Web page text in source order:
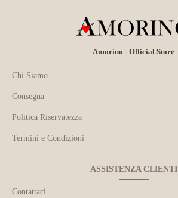
Amorino - Official Store
Chi Siamo
Consegna
Politica Riservatezza
Termini e Condizioni
ASSISTENZA CLIENTI
Contattaci